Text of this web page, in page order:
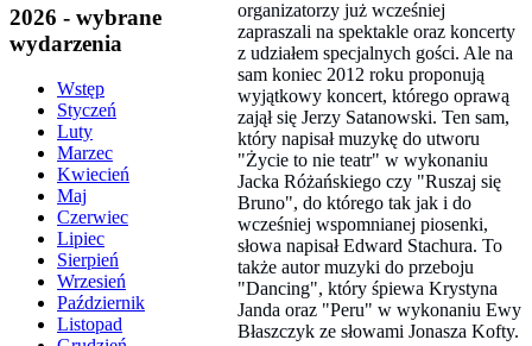
2026 - wybrane
wydarzenia
Wstęp
Styczeń
Luty
Marzec
Kwiecień
Maj
Czerwiec
Lipiec
Sierpień
Wrzesień
Październik
Listopad
organizatorzy już wcześniej
zapraszali na spektakle oraz koncerty
z udziałem specjalnych gości. Ale na
sam koniec 2012 roku proponują
wyjątkowy koncert, którego oprawą
zajął się Jerzy Satanowski. Ten sam,
który napisał muzykę do utworu
"Życie to nie teatr" w wykonaniu
Jacka Różańskiego czy "Ruszaj się
Bruno", do którego tak jak i do
wcześniej wspomnianej piosenki,
słowa napisał Edward Stachura. To
także autor muzyki do przeboju
"Dancing", który śpiewa Krystyna
Janda oraz "Peru" w wykonaniu Ewy
Błaszczyk ze słowami Jonasza Kofty.